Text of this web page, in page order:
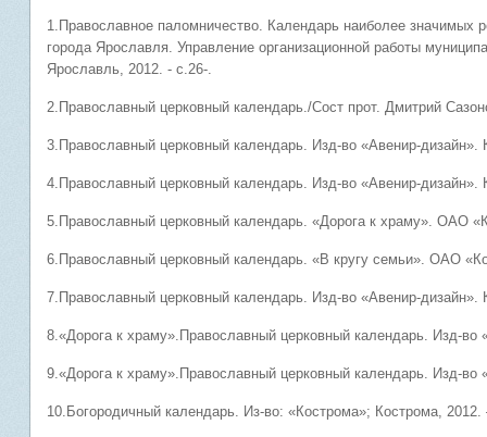
1.Православное паломничество. Календарь наиболее значимых
города Ярославля. Управление организационной работы
Ярославль, 2012. - с.26-.
2.Православный церковный календарь./Сост прот. Дмитрий
3.Православный церковный календарь. Изд-во «Авенир-дизайн».
4.Православный церковный календарь. Изд-во «Авенир-дизайн».
5.Православный церковный календарь. «Дорога к храму». ОАО
6.Православный церковный календарь. «В кругу семьи». ОАО
7.Православный церковный календарь. Изд-во «Авенир-дизайн».
8.«Дорога к храму».Православный церковный календарь. Изд-во
9.«Дорога к храму».Православный церковный календарь. Изд-во
10.Богородичный календарь. Из-во: «Кострома»; Кострома, 2012.